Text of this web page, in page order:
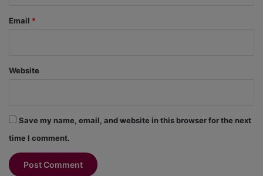
Email *
Website
Save my name, email, and website in this browser for the next
time I comment.